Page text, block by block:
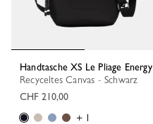
Handtasche XS Le Pliage Energy
Recyceltes Canvas - Schwarz
CHF 210,00
+ 1